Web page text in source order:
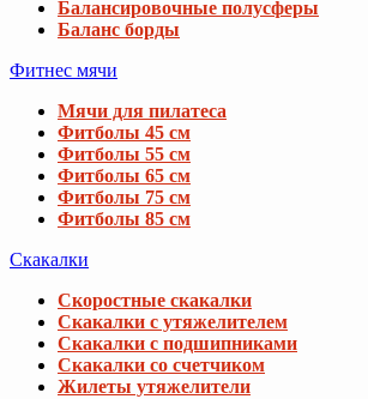
Балансировочные полусферы
Баланс борды
Фитнес мячи
Мячи для пилатеса
Фитболы 45 см
Фитболы 55 см
Фитболы 65 см
Фитболы 75 см
Фитболы 85 см
Скакалки
Скоростные скакалки
Скакалки с утяжелителем
Скакалки с подшипниками
Скакалки со счетчиком
Жилеты утяжелители